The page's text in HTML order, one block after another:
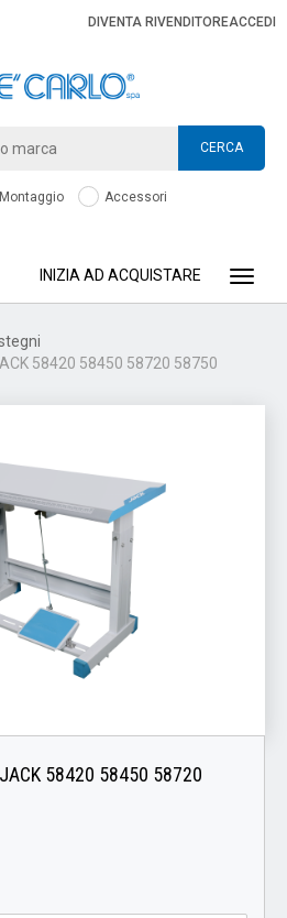
DIVENTA RIVENDITOREACCEDI
CERCA
Montaggio
Accessori
INIZIA AD ACQUISTARE
58420 58450 58720 58750
58420 58450 58720